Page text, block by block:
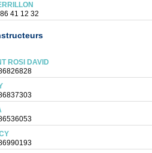
41 12 32
ROSI DAVID